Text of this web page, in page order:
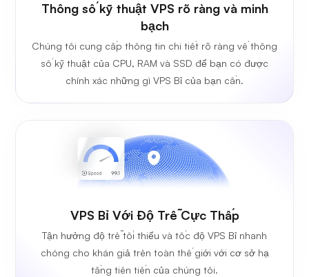
Thông số kỹ thuật VPS rõ ràng và minh
bạch
Chúng tôi cung cấp thông tin chi tiết rõ ràng về thông
số kỹ thuật của CPU, RAM và SSD để bạn có được
chính xác những gì VPS Bỉ của bạn cần.
VPS Bỉ Với Độ Trễ Cực Thấp
Tận hưởng độ trễ tối thiểu và tốc độ VPS Bỉ nhanh
chóng cho khán giả trên toàn thế giới với cơ sở hạ
tầng tiên tiến của chúng tôi.